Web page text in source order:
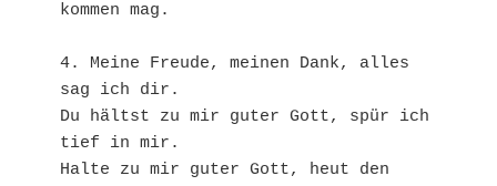
kommen mag.
4. Meine Freude, meinen Dank, alles
sag ich dir.
Du hältst zu mir guter Gott, spür ich
tief in mir.
Halte zu mir guter Gott, heut den